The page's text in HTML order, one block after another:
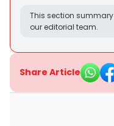
This section
our editorial team.
Share Article